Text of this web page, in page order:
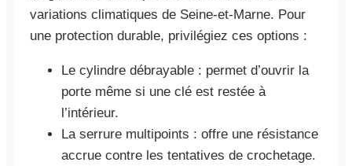
variations climatiques de Seine-et-Marne. Pour
une protection durable, privilégiez ces options :
Le cylindre débrayable : permet d’ouvrir la
porte même si une clé est restée à
l’intérieur.
La serrure multipoints : offre une résistance
accrue contre les tentatives de crochetage.